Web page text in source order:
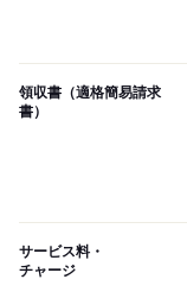
領収書（適格簡易請求
書）
サービス料・
チャージ